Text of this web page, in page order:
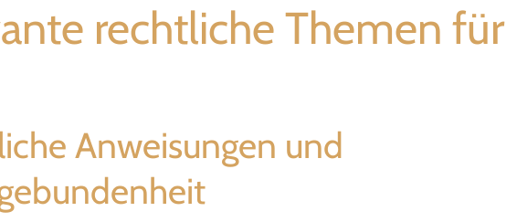
rechtliche Themen für
Anweisungen und